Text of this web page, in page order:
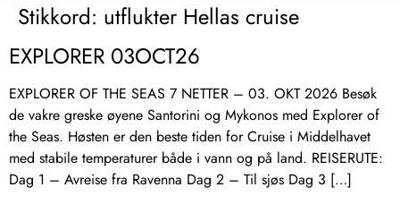
Stikkord: utflukter Hellas cruise
EXPLORER 03OCT26
EXPLORER OF THE SEAS 7 NETTER – 03. OKT 2026 Besøk
de vakre greske øyene Santorini og Mykonos med Explorer of
the Seas. Høsten er den beste tiden for Cruise i Middelhavet
med stabile temperaturer både i vann og på land. REISERUTE:
Dag 1 – Avreise fra Ravenna Dag 2 – Til sjøs Dag 3 […]